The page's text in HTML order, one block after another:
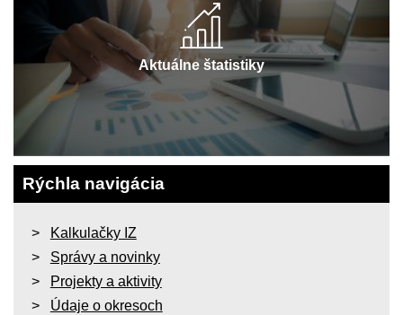
Aktuálne štatistiky
Rýchla navigácia
Kalkulačky IZ
Správy a novinky
Projekty a aktivity
Údaje o okresoch